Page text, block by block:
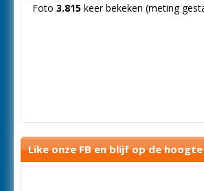
Foto 3.815keer bekeken (meting
Like onze FB en blijf op de hoogte